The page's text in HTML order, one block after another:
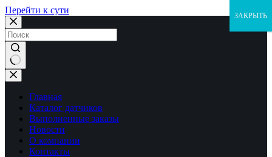
Перейти к сути
Ничего
не
найденоГлавная
Каталог датчиков
Выполненные заказы
Новости
О компании
Контакты
ЗАКРЫТЬ